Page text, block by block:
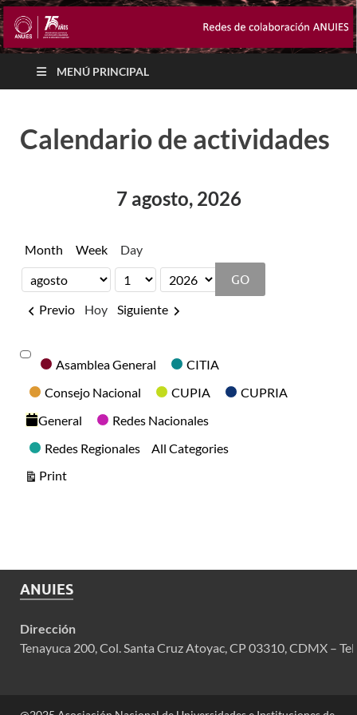
MENÚ PRINCIPAL
Calendario de actividades
7 agosto, 2026
Month Week Day
Month
Day
Year
Previo
Hoy Siguiente
CategoriesAsamblea General
CITIA
Consejo Nacional
CUPIA
CUPRIA
General
Redes Nacionales
Redes Regionales
All Categories
PrintView
ANUIES
Dirección
Tenayuca 200, Col. Santa Cruz Atoyac, CP 03310, CDMX –